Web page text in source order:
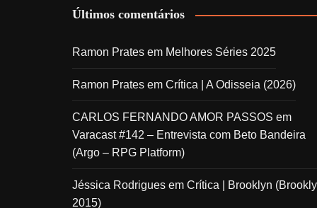
Últimos comentários
Ramon Prates em Melhores Séries 2025
Ramon Prates em Crítica | A Odisseia (2026)
CARLOS FERNANDO AMOR PASSOS em
Varacast #142 – Entrevista com Beto Bandeira
(Argo – RPG Platform)
Jéssica Rodrigues em Crítica | Brooklyn
2015)